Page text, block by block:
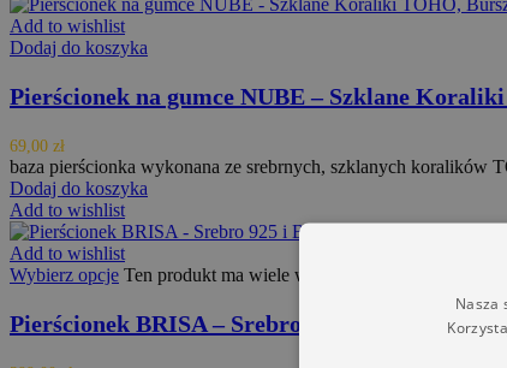
Add to wishlist
Dodaj do koszyka
Pierścionek na gumce NUBE – Szklane
69,00 zł
baza pierścionka wykonana ze srebrnych, szklanych koralików
Dodaj do koszyka
Add to wishlist
Add to wishlist
Wybierz opcje Ten produkt ma wiele wariantów. Opcje można
Pierścionek BRISA – Srebro 925 i Bursztyn
Nasza